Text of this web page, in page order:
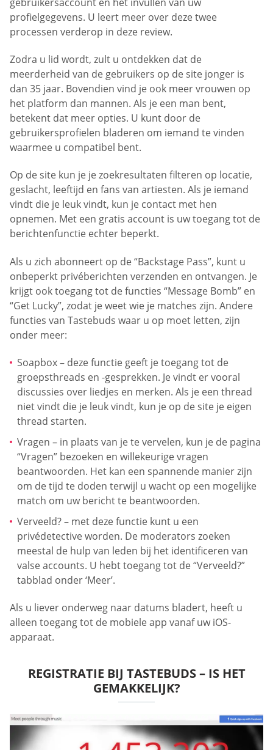
profielgegevens. U leert meer over deze twee
processen verderop in deze review.
Zodra u lid wordt, zult u ontdekken dat de
meerderheid van de gebruikers op de site jonger is
dan 35 jaar. Bovendien vind je ook meer vrouwen op
het platform dan mannen. Als je een man bent,
betekent dat meer opties. U kunt door de
gebruikersprofielen bladeren om iemand te vinden
waarmee u compatibel bent.
Op de site kun je je zoekresultaten filteren op locatie,
geslacht, leeftijd en fans van artiesten. Als je iemand
vindt die je leuk vindt, kun je contact met hen
opnemen. Met een gratis account is uw toegang tot de
berichtenfunctie echter beperkt.
Als u zich abonneert op de “Backstage Pass”, kunt u
onbeperkt privéberichten verzenden en ontvangen. Je
krijgt ook toegang tot de functies “Message Bomb” en
“Get Lucky”, zodat je weet wie je matches zijn. Andere
functies van Tastebuds waar u op moet letten, zijn
onder meer:
Soapbox – deze functie geeft je toegang tot de
groepsthreads en -gesprekken. Je vindt er vooral
discussies over liedjes en merken. Als je een thread
niet vindt die je leuk vindt, kun je op de site je eigen
thread starten.
Vragen – in plaats van je te vervelen, kun je de pagina
“Vragen” bezoeken en willekeurige vragen
beantwoorden. Het kan een spannende manier zijn
om de tijd te doden terwijl u wacht op een mogelijke
match om uw bericht te beantwoorden.
Verveeld? – met deze functie kunt u een
privédetective worden. De moderators zoeken
meestal de hulp van leden bij het identificeren van
valse accounts. U hebt toegang tot de “Verveeld?”
tabblad onder ‘Meer’.
Als u liever onderweg naar datums bladert, heeft u
alleen toegang tot de mobiele app vanaf uw iOS-
apparaat.
REGISTRATIE BIJ TASTEBUDS – IS HET
GEMAKKELIJK?